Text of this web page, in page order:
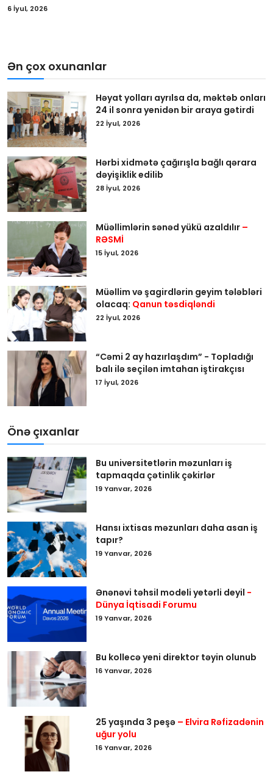
6 İyul, 2026
Ən çox oxunanlar
Həyat yolları ayrılsa da, məktəb onları
24 il sonra yenidən bir araya gətirdi
22 İyul, 2026
Hərbi xidmətə çağırışla bağlı qərara
dəyişiklik edilib
28 İyul, 2026
Müəllimlərin sənəd yükü azaldılır –
RƏSMİ
15 İyul, 2026
Müəllim və şagirdlərin geyim tələbləri
olacaq: Qanun təsdiqləndi
22 İyul, 2026
“Cəmi 2 ay hazırlaşdım” - Topladığı
balı ilə seçilən imtahan iştirakçısı
17 İyul, 2026
Önə çıxanlar
Bu universitetlərin məzunları iş
tapmaqda çətinlik çəkirlər
19 Yanvar, 2026
Hansı ixtisas məzunları daha asan iş
tapır?
19 Yanvar, 2026
Ənənəvi təhsil modeli yetərli deyil -
Dünya İqtisadi Forumu
19 Yanvar, 2026
Bu kollecə yeni direktor təyin olunub
16 Yanvar, 2026
25 yaşında 3 peşə – Elvira Rəfizadənin
uğur yolu
16 Yanvar, 2026